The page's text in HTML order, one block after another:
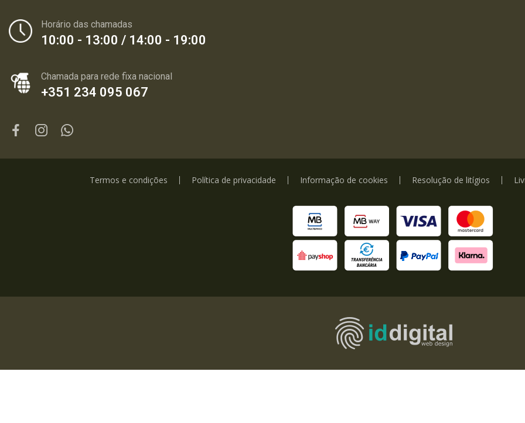
Horário das chamadas
10:00 - 13:00 / 14:00 - 19:00
Chamada para rede fixa nacional
+351 234 095 067
Termos e condições Política de privacidade Informação de cookies Resolução de litígios